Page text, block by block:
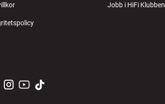
Jobb i HiFi Klubben